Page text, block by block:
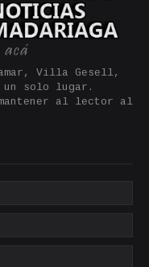
Villa Gesell,
un solo lugar.
al lector al